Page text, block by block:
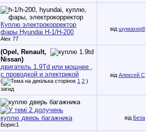
Куплю электрокорректор
фары Hyundai H-1/H-200
Alex 77
від шумахер8
(Opel, Renault,
Nissan)
двигатель 1.9Td или мощнее ,
с проводкой и электрикой
( 1 2 )
загид
від Алексей С
куплю дверь багажника
Борис1
від Беза